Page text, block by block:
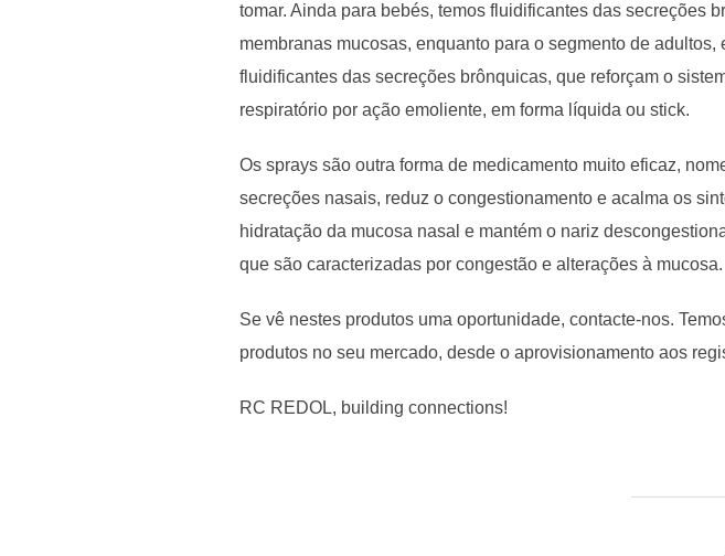
tomar. Ainda para bebés, temos fluidificantes das secreções
membranas mucosas, enquanto para o segmento de
fluidificantes das secreções brônquicas, que reforçam o
respiratório por ação emoliente, em forma líquida ou stick.
Os sprays são outra forma de medicamento muito eficaz,
secreções nasais, reduz o congestionamento e acalma os
hidratação da mucosa nasal e mantém o nariz
que são caracterizadas por congestão e alterações à mucosa.
Se vê nestes produtos uma oportunidade, contacte-nos.
produtos no seu mercado, desde o aprovisionamento aos
RC REDOL, building connections!